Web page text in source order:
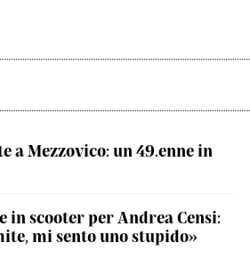
a Mezzovico: un 49.enne in
in scooter per Andrea Censi:
mi sento uno stupido»